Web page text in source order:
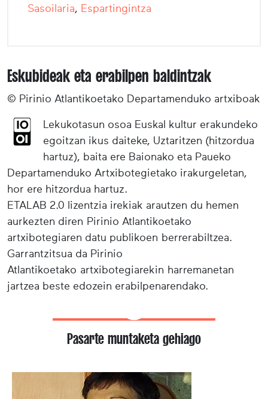
Sasoilaria, Espartingintza
Eskubideak eta erabilpen baldintzak
© Pirinio Atlantikoetako Departamenduko artxiboak
Lekukotasun osoa Euskal kultur erakundeko
egoitzan ikus daiteke, Uztaritzen (hitzordua
hartuz), baita ere Baionako eta Paueko
Departamenduko Artxibotegietako irakurgeletan,
hor ere hitzordua hartuz.
ETALAB 2.0 lizentzia irekiak arautzen du hemen
aurkezten diren Pirinio Atlantikoetako
artxibotegiaren datu publikoen berrerabiltzea.
Garrantzitsua da Pirinio
Atlantikoetako artxibotegiarekin harremanetan
jartzea beste edozein erabilpenarendako.
Pasarte muntaketa gehiago